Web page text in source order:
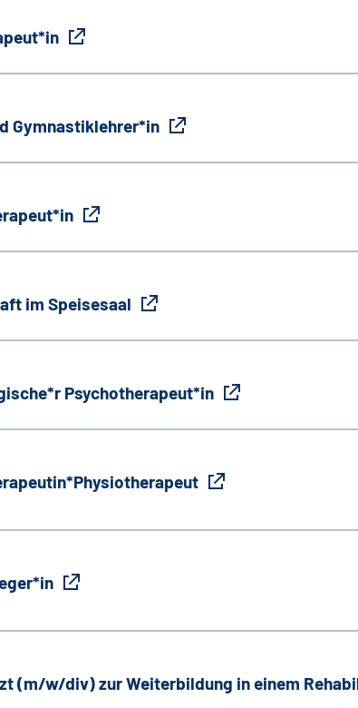
Gymnastiklehrer*in
im Speisesaal
Psychotherapeut*in
(m/w/div) zur Weiterbildung in einem